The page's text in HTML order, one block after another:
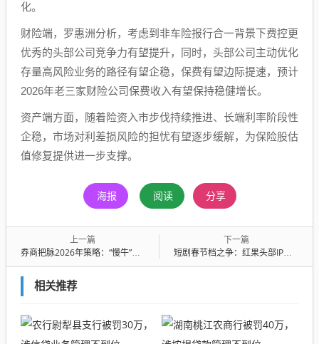
化。
财险端，罗惠洲分析，考虑到非车险报行合一背景下费控更
优秀的头部公司竞争力有望提升，同时，头部公司主动优化
存量高风险业务的路径有望企稳，保费有望边际提速，预计
2026年老三家财险公司保费收入有望保持稳健增长。
资产端方面，随着险资入市步伐持续推进、长端利率阶段性
企稳，市场对利差损风险的担忧有望逐步缓解，为保险股估
值修复提供进一步支撑。
海报 阅读 分享
上一篇
券商把脉2026年策略：“慢牛”根基未变，科技创新仍是核心主线
下一篇
短剧春节档之争：红果头部IP续作集中上线，腾讯日均上新200部漫剧
相关推荐